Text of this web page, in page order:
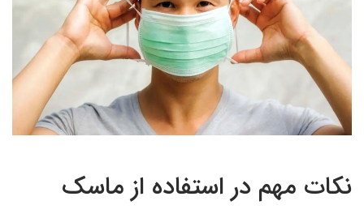
نکات مهم در استفاده از ماسک